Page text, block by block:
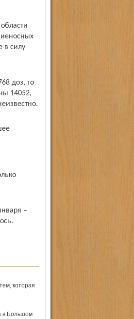
в силу
доз, то
14052,
–
которая
в Большом